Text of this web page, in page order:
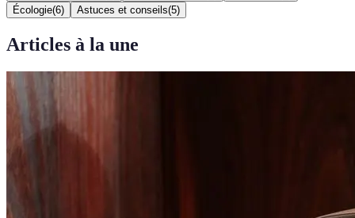
Écologie(6) Astuces et conseils(5)
Articles à la une